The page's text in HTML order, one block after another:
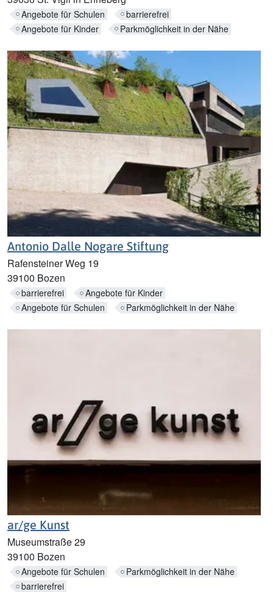
Angebote für Schulen
barrierefrei
Angebote für Kinder
Parkmöglichkeit in der Nähe
Antonio Dalle Nogare Stiftung
Rafensteiner Weg 19
39100 Bozen
barrierefrei
Angebote für Kinder
Angebote für Schulen
Parkmöglichkeit in der Nähe
ar/ge Kunst
Museumstraße 29
39100 Bozen
Angebote für Schulen
Parkmöglichkeit in der Nähe
barrierefrei